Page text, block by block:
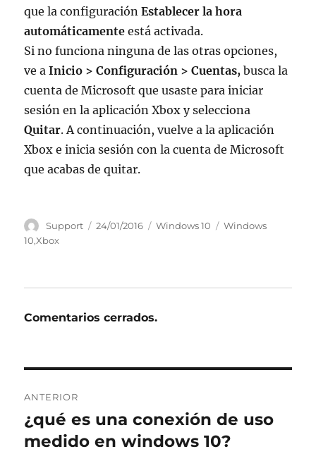
que la configuración Establecer la hora
automáticamente está activada.
Si no funciona ninguna de las otras opciones,
ve a Inicio > Configuración > Cuentas, busca la
cuenta de Microsoft que usaste para iniciar
sesión en la aplicación Xbox y selecciona
Quitar. A continuación, vuelve a la aplicación
Xbox e inicia sesión con la cuenta de Microsoft
que acabas de quitar.
Autor
Support
Publicado
24/01/2016 Categorías
Windows 10 Etiquetas
Windows
10,Xbox
Comentarios cerrados.
de
entradas
ANTERIOR
Entrada
anterior:
¿qué es una conexión de uso
medido en windows 10?